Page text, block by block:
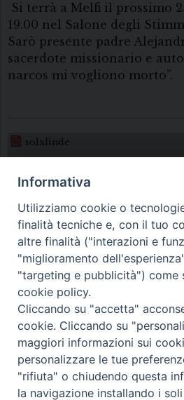
Si terrà a Melfi il prossimo
19.00 nel Salone degli
Sarò presente padre
sacerdote missionario e
narcos mi vogliono morto”.
solalinde
Diocesi di Melfi
• Largo Duomo, 12 - 85025
Tel.
Informativa
Utilizziamo cookie o
finalità tecniche e, con il tuo
altre finalità ("interazioni e
"miglioramento
"targeting e pubblicità") come
cookie policy.
Cliccando su "accetta"
cookie. Cliccando su
maggiori informazioni sui
personalizzare le tue
"rifiuta" o chiudendo questa
la navigazione installando i